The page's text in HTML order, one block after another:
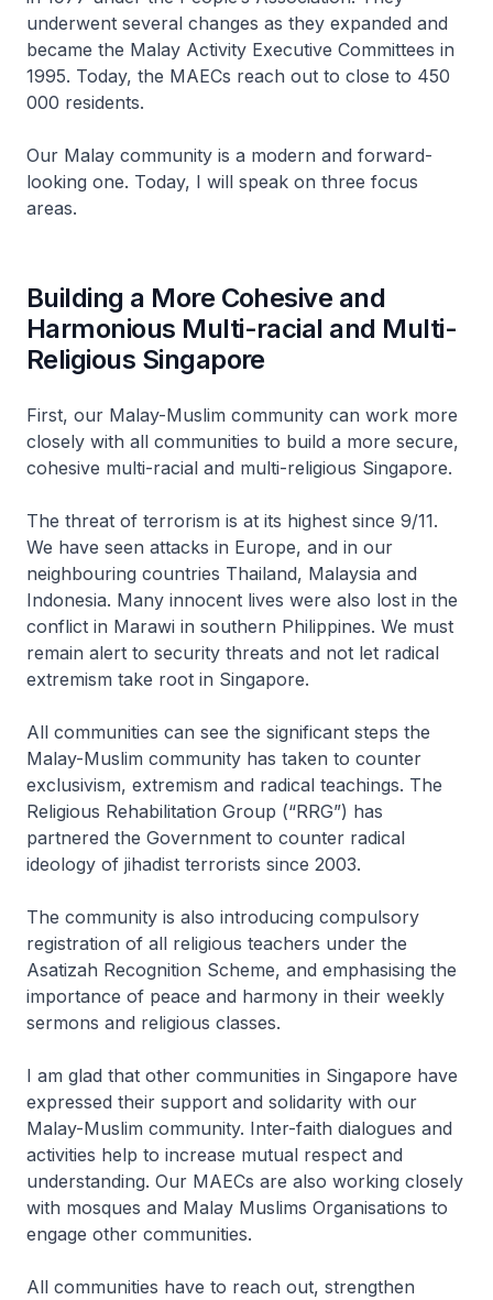
underwent several changes as they expanded and
became the Malay Activity Executive Committees in
1995. Today, the MAECs reach out to close to 450
000 residents.
Our Malay community is a modern and forward-
looking one. Today, I will speak on three focus
areas.
Building a More Cohesive and
Harmonious Multi-racial and Multi-
Religious Singapore
First, our Malay-Muslim community can work more
closely with all communities to build a more secure,
cohesive multi-racial and multi-religious Singapore.
The threat of terrorism is at its highest since 9/11.
We have seen attacks in Europe, and in our
neighbouring countries Thailand, Malaysia and
Indonesia. Many innocent lives were also lost in the
conflict in Marawi in southern Philippines. We must
remain alert to security threats and not let radical
extremism take root in Singapore.
All communities can see the significant steps the
Malay-Muslim community has taken to counter
exclusivism, extremism and radical teachings. The
Religious Rehabilitation Group (“RRG”) has
partnered the Government to counter radical
ideology of jihadist terrorists since 2003.
The community is also introducing compulsory
registration of all religious teachers under the
Asatizah Recognition Scheme, and emphasising the
importance of peace and harmony in their weekly
sermons and religious classes.
I am glad that other communities in Singapore have
expressed their support and solidarity with our
Malay-Muslim community. Inter-faith dialogues and
activities help to increase mutual respect and
understanding. Our MAECs are also working closely
with mosques and Malay Muslims Organisations to
engage other communities.
All communities have to reach out, strengthen